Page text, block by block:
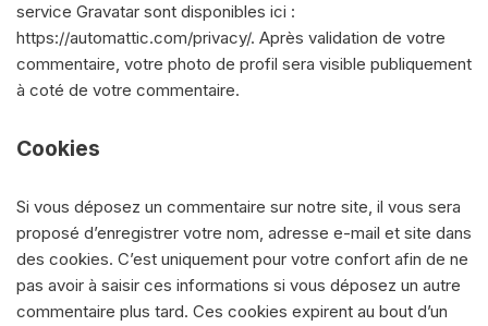
service Gravatar sont disponibles ici :
https://automattic.com/privacy/. Après validation de votre
commentaire, votre photo de profil sera visible publiquement
à coté de votre commentaire.
Cookies
Si vous déposez un commentaire sur notre site, il vous sera
proposé d’enregistrer votre nom, adresse e-mail et site dans
des cookies. C’est uniquement pour votre confort afin de ne
pas avoir à saisir ces informations si vous déposez un autre
commentaire plus tard. Ces cookies expirent au bout d’un